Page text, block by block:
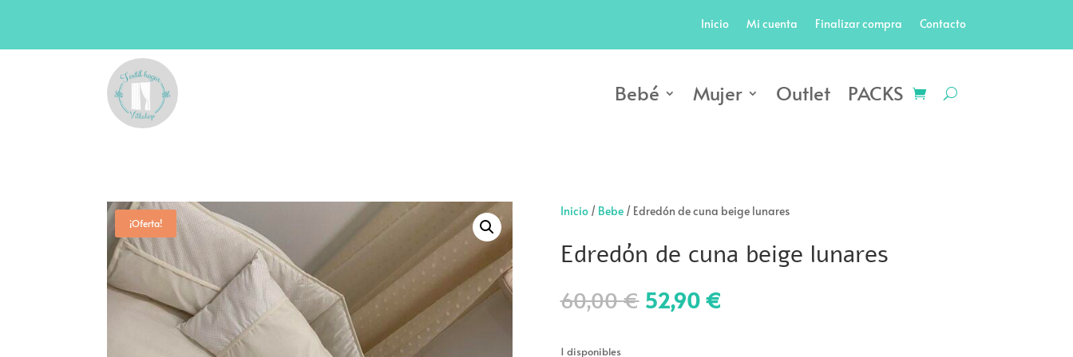
Inicio Mi cuenta Finalizar compra Contacto
Bebé Mujer Outlet PACKS
¡Oferta!
Inicio/ Bebe/ Edredón de cuna beige lunares
Edredón de cuna beige lunares
60,00€ El
precio
52,90€
1 disponibles